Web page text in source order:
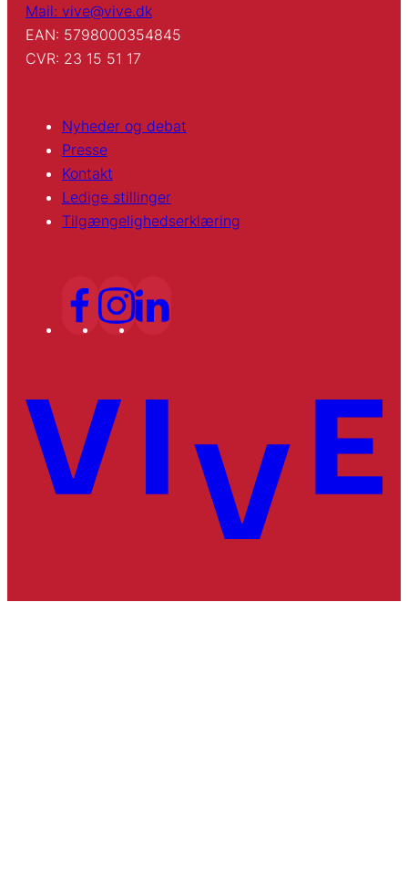
Mail: vive@vive.dk
EAN: 5798000354845
CVR: 23 15 51 17
Nyheder og debat
Presse
Kontakt
Ledige stillinger
Tilgængelighedserklæring